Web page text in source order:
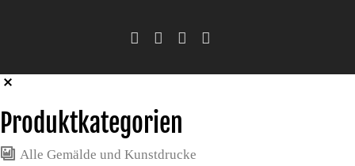
Produktkategorien
Alle Gemälde und Kunstdrucke